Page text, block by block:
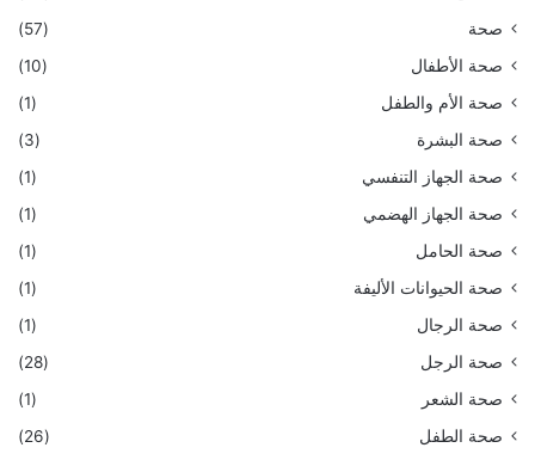
صحة
(57)
صحة الأطفال
(10)
صحة الأم والطفل
(1)
صحة البشرة
(3)
صحة الجهاز التنفسي
(1)
صحة الجهاز الهضمي
(1)
صحة الحامل
(1)
صحة الحيوانات الأليفة
(1)
صحة الرجال
(1)
صحة الرجل
(28)
صحة الشعر
(1)
صحة الطفل
(26)